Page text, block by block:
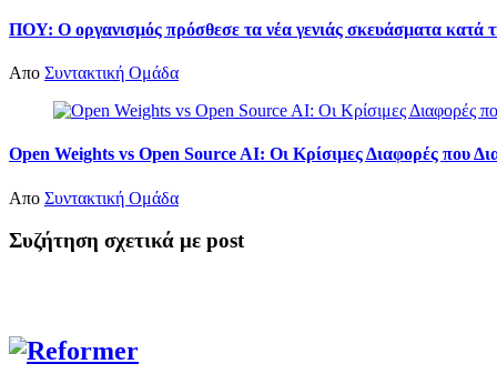
ΠΟΥ: Ο οργανισμός πρόσθεσε τα νέα γενιάς σκευάσματα κατά
Απο Συντακτική Ομάδα
Open Weights vs Open Source AI: Οι Κρίσιμες Διαφορές που
Απο Συντακτική Ομάδα
Συζήτηση σχετικά με post